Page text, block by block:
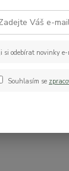
si odebírat novinky
Souhlasím se